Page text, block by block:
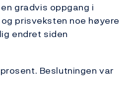
gradvis oppgang i
prisveksten noe høyere
endret siden
Beslutningen var